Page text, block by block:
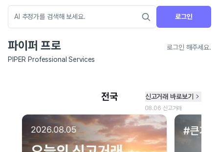
로그인
파이퍼 프로
로그인 해주세요.
PIPER Professional Services